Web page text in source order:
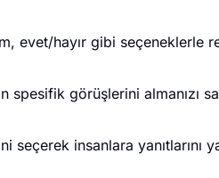
evet/hayır gibi seçeneklerle
spesifik görüşlerini almanızı
insanlara yanıtlarını